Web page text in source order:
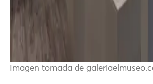
Imagen tomada de